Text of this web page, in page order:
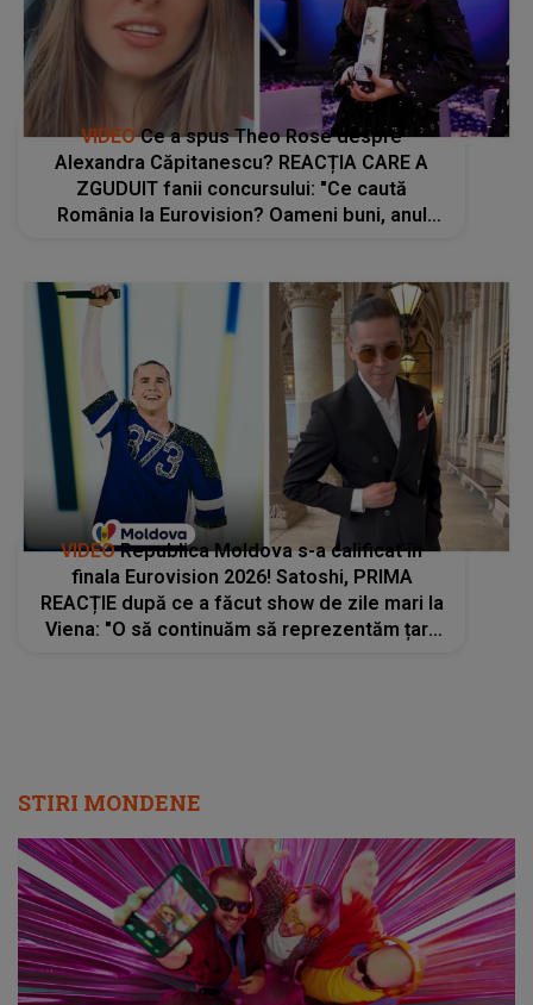
VIDEOCe a spus Theo Rose despre
Alexandra Căpitanescu? REACȚIA CARE A
ZGUDUIT fanii concursului: "Ce caută
România la Eurovision? Oameni buni, anul
VIDEORepublica Moldova s-a calificat în
finala Eurovision 2026! Satoshi, PRIMA
REACȚIE după ce a făcut show de zile mari la
Viena: "O să continuăm să reprezentăm țara
STIRI MONDENE